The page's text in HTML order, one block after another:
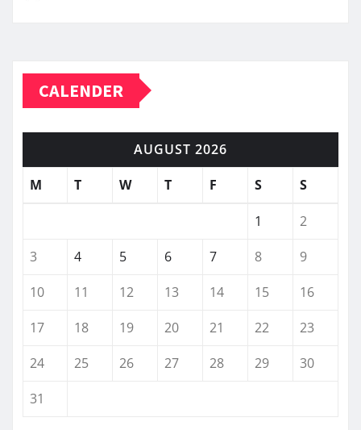
CALENDER
AUGUST 2026
M
T W T F S S
1
2
3
4 5 6 7 8
9
10
11 12 13 14 15
16
17
18 19 20 21 22
23
24
25 26 27 28 29
30
31